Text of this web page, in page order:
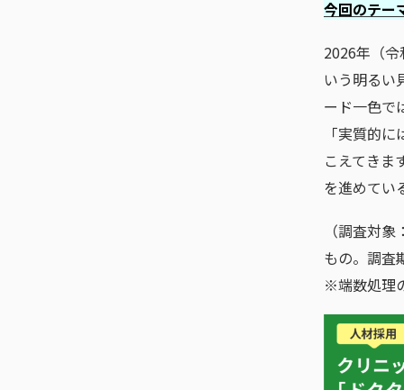
今回のテー
2026年（
いう明るい
ード一色で
「実質的
こえてきま
を進めてい
（調査対
もの。調査
※端数処理